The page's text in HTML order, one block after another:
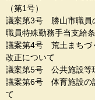
（第1号）
議案第3号 勝山市職員
職員特殊勤務手当支給
議案第4号 荒土まちづ
改正について
議案第5号 公共施設等
議案第6号 体育施設の
て